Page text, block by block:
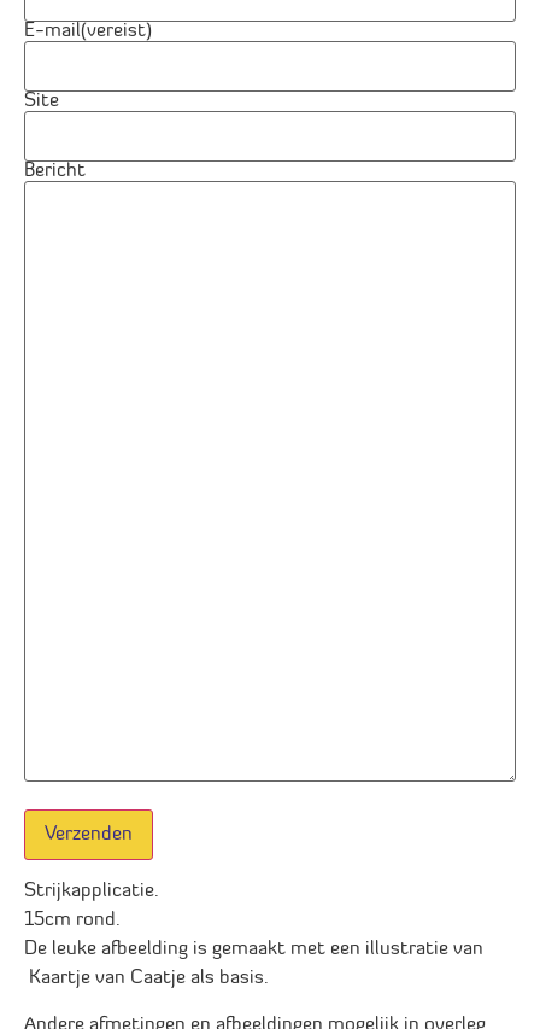
E-mail(vereist)
Site
Bericht
Verzenden
Strijkapplicatie.
15cm rond.
De leuke afbeelding is gemaakt met een illustratie van
Kaartje van Caatje als basis.
Andere afmetingen en afbeeldingen mogelijk in overleg.